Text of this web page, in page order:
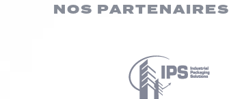
NOS PARTENAIRES